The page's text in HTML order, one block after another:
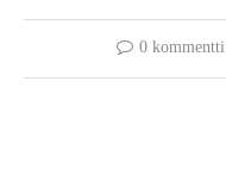
0 kommentti